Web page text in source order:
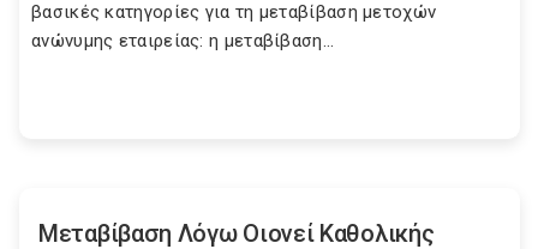
βασικές κατηγορίες για τη μεταβίβαση μετοχών
ανώνυμης εταιρείας: η μεταβίβαση...
Μεταβίβαση Λόγω Οιονεί Καθολικής